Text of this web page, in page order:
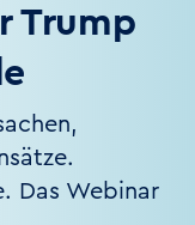
Trump
Das Webinar